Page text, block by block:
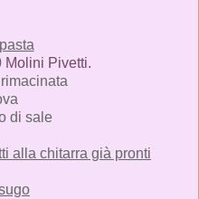
Molini Pivetti.
di sale
alla chitarra già pronti